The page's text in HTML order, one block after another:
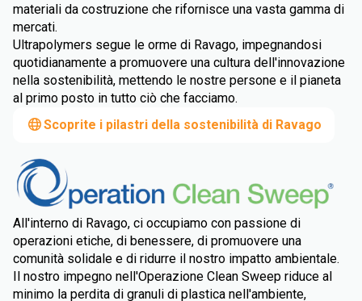
materiali da costruzione che rifornisce una vasta gamma di
mercati.
Ultrapolymers segue le orme di Ravago, impegnandosi
quotidianamente a promuovere una cultura dell'innovazione
nella sostenibilità, mettendo le nostre persone e il pianeta
al primo posto in tutto ciò che facciamo.
Scoprite i pilastri della sostenibilità di Ravago
All'interno di Ravago, ci occupiamo con passione di
operazioni etiche, di benessere, di promuovere una
comunità solidale e di ridurre il nostro impatto ambientale.
Il nostro impegno nell'Operazione Clean Sweep riduce al
minimo la perdita di granuli di plastica nell'ambiente,